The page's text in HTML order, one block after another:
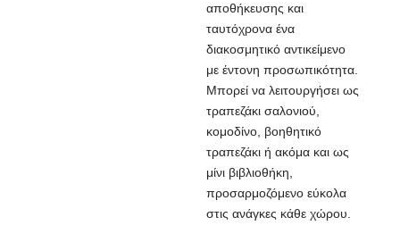
αποθήκευσης και
ταυτόχρονα ένα
διακοσμητικό αντικείμενο
με έντονη προσωπικότητα.
Μπορεί να λειτουργήσει ως
τραπεζάκι σαλονιού,
κομοδίνο, βοηθητικό
τραπεζάκι ή ακόμα και ως
μίνι βιβλιοθήκη,
προσαρμοζόμενο εύκολα
στις ανάγκες κάθε χώρου.